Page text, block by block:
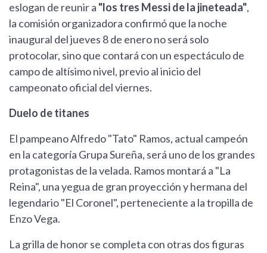
eslogan de reunir a "los tres Messi de la jineteada",
la comisión organizadora confirmó que la noche
inaugural del jueves 8 de enero no será solo
protocolar, sino que contará con un espectáculo de
campo de altísimo nivel, previo al inicio del
campeonato oficial del viernes.
Duelo de titanes
El pampeano Alfredo "Tato" Ramos, actual campeón
en la categoría Grupa Sureña, será uno de los grandes
protagonistas de la velada. Ramos montará a "La
Reina", una yegua de gran proyección y hermana del
legendario "El Coronel", perteneciente a la tropilla de
Enzo Vega.
La grilla de honor se completa con otras dos figuras